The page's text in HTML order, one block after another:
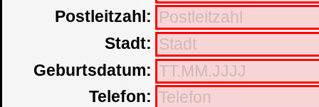
Postleitzahl:
Stadt:
Geburtsdatum:
Telefon: